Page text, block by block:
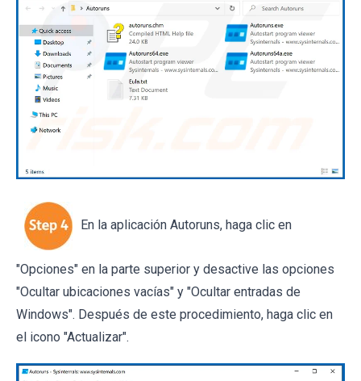
En la aplicación Autoruns, haga clic en
"Opciones" en la parte superior y desactive las opciones
"Ocultar ubicaciones vacías" y "Ocultar entradas de
Windows". Después de este procedimiento, haga clic en
el icono "Actualizar".